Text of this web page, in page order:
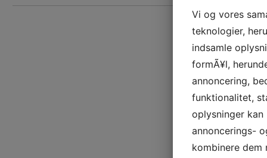
Vi og vores
teknologier,
indsamle
formÃ¥l,
annoncering,
funktionalitet,
oplysninger
annoncerings-
kombinere dem